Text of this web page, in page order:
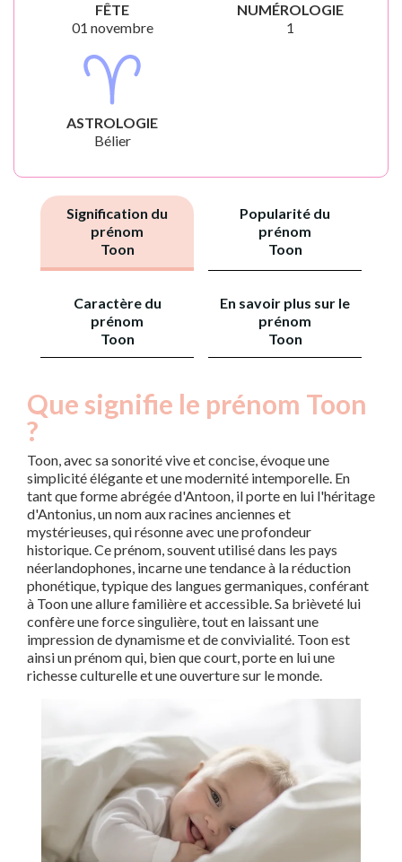
FÊTE
01 novembre
NUMÉROLOGIE
1
ASTROLOGIE
Bélier
Signification du
prénom
Toon
Popularité du
prénom
Toon
Caractère du
prénom
Toon
En savoir plus sur le
prénom
Toon
Que signifie le prénom Toon
?
Toon, avec sa sonorité vive et concise, évoque une
simplicité élégante et une modernité intemporelle. En
tant que forme abrégée d'Antoon, il porte en lui l'héritage
d'Antonius, un nom aux racines anciennes et
mystérieuses, qui résonne avec une profondeur
historique. Ce prénom, souvent utilisé dans les pays
néerlandophones, incarne une tendance à la réduction
phonétique, typique des langues germaniques, conférant
à Toon une allure familière et accessible. Sa brièveté lui
confère une force singulière, tout en laissant une
impression de dynamisme et de convivialité. Toon est
ainsi un prénom qui, bien que court, porte en lui une
richesse culturelle et une ouverture sur le monde.